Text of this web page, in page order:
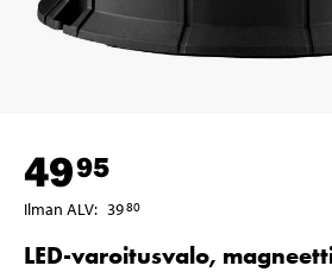
4995
Ilman ALV: 3980
LED-varoitusvalo,